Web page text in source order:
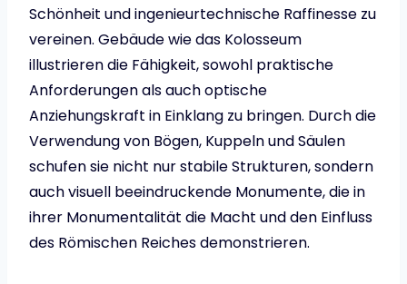
Schönheit und ingenieurtechnische Raffinesse zu
vereinen. Gebäude wie das Kolosseum
illustrieren die Fähigkeit, sowohl praktische
Anforderungen als auch optische
Anziehungskraft in Einklang zu bringen. Durch die
Verwendung von Bögen, Kuppeln und Säulen
schufen sie nicht nur stabile Strukturen, sondern
auch visuell beeindruckende Monumente, die in
ihrer Monumentalität die Macht und den Einfluss
des Römischen Reiches demonstrieren.